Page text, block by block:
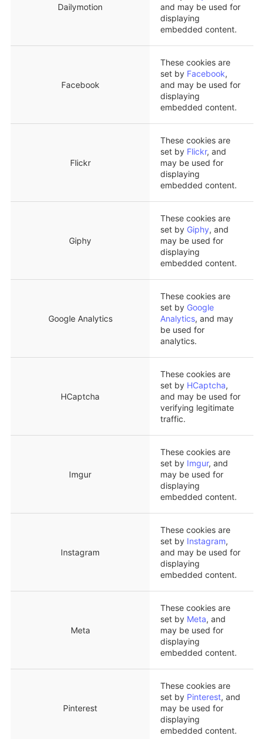
Dailymotion
and may be used for
displaying
embedded content.
Facebook
These cookies are
set by Facebook,
and may be used for
displaying
embedded content.
Flickr
These cookies are
set by Flickr, and
may be used for
displaying
embedded content.
Giphy
These cookies are
set by Giphy, and
may be used for
displaying
embedded content.
Google Analytics
These cookies are
set by Google
Analytics, and may
be used for
analytics.
HCaptcha
These cookies are
set by HCaptcha,
and may be used for
verifying legitimate
traffic.
Imgur
These cookies are
set by Imgur, and
may be used for
displaying
embedded content.
Instagram
These cookies are
set by Instagram,
and may be used for
displaying
embedded content.
Meta
These cookies are
set by Meta, and
may be used for
displaying
embedded content.
Pinterest
These cookies are
set by Pinterest, and
may be used for
displaying
embedded content.